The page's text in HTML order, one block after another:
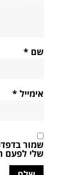
שם *
אימייל *
שמור
שלי לפעם